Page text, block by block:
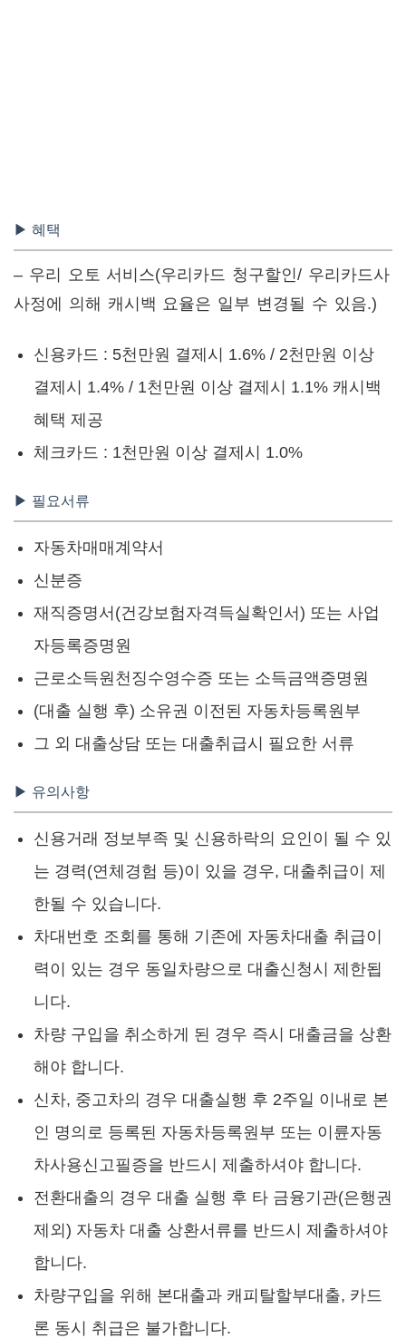
▶ 혜택
– 우리 오토 서비스(우리카드 청구할인/ 우리카드사
사정에 의해 캐시백 요율은 일부 변경될 수 있음.)
신용카드 : 5천만원 결제시 1.6% / 2천만원 이상
결제시 1.4% / 1천만원 이상 결제시 1.1% 캐시백
혜택 제공
체크카드 : 1천만원 이상 결제시 1.0%
▶ 필요서류
자동차매매계약서
신분증
재직증명서(건강보험자격득실확인서) 또는 사업
자등록증명원
근로소득원천징수영수증 또는 소득금액증명원
(대출 실행 후) 소유권 이전된 자동차등록원부
그 외 대출상담 또는 대출취급시 필요한 서류
▶ 유의사항
신용거래 정보부족 및 신용하락의 요인이 될 수 있
는 경력(연체경험 등)이 있을 경우, 대출취급이 제
한될 수 있습니다.
차대번호 조회를 통해 기존에 자동차대출 취급이
력이 있는 경우 동일차량으로 대출신청시 제한됩
니다.
차량 구입을 취소하게 된 경우 즉시 대출금을 상환
해야 합니다.
신차, 중고차의 경우 대출실행 후 2주일 이내로 본
인 명의로 등록된 자동차등록원부 또는 이륜자동
차사용신고필증을 반드시 제출하셔야 합니다.
전환대출의 경우 대출 실행 후 타 금융기관(은행권
제외) 자동차 대출 상환서류를 반드시 제출하셔야
합니다.
차량구입을 위해 본대출과 캐피탈할부대출, 카드
론 동시 취급은 불가합니다.